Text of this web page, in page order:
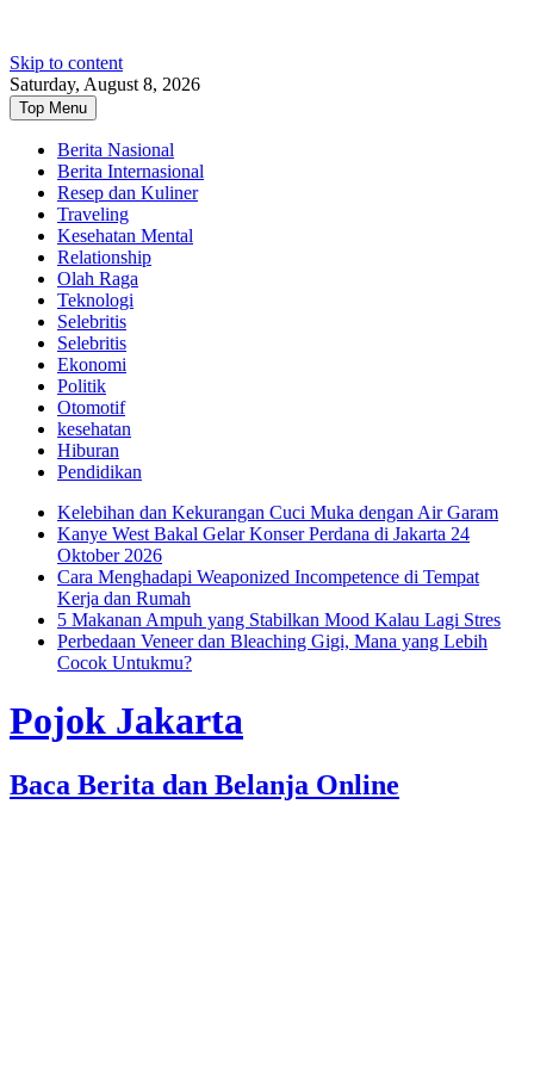
Skip to content
Saturday, August 8, 2026
Top Menu
Berita Nasional
Berita Internasional
Resep dan Kuliner
Traveling
Kesehatan Mental
Relationship
Olah Raga
Teknologi
Selebritis
Selebritis
Ekonomi
Politik
Otomotif
kesehatan
Hiburan
Pendidikan
Kelebihan dan Kekurangan Cuci Muka dengan Air Garam
Kanye West Bakal Gelar Konser Perdana di Jakarta 24
Oktober 2026
Cara Menghadapi Weaponized Incompetence di Tempat
Kerja dan Rumah
5 Makanan Ampuh yang Stabilkan Mood Kalau Lagi Stres
Perbedaan Veneer dan Bleaching Gigi, Mana yang Lebih
Cocok Untukmu?
Pojok Jakarta
Baca Berita dan Belanja Online